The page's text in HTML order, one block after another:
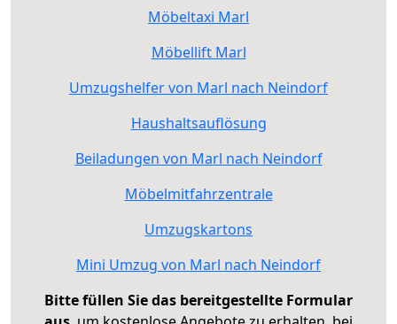
Möbeltaxi Marl
Möbellift Marl
Umzugshelfer von Marl nach Neindorf
Haushaltsauflösung
Beiladungen von Marl nach Neindorf
Möbelmitfahrzentrale
Umzugskartons
Mini Umzug von Marl nach Neindorf
Bitte füllen Sie das bereitgestellte Formular